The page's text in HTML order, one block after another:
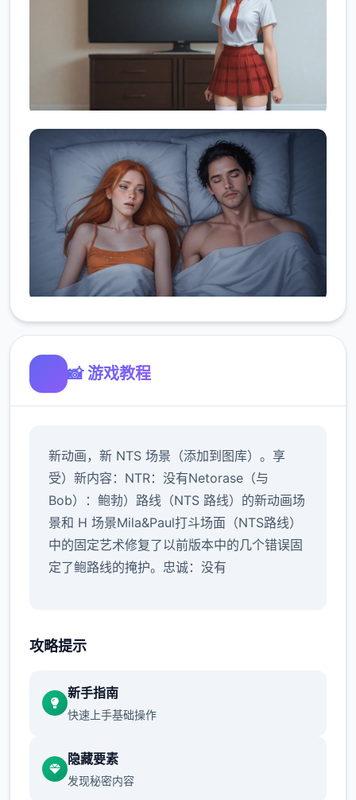
📸 游戏教程
新动画，新 NTS 场景（添加到图库）。享
受）新内容：NTR：没有Netorase（与
Bob）：鲍勃）路线（NTS 路线）的新动画场
景和 H 场景Mila&Paul打斗场面（NTS路线）
中的固定艺术修复了以前版本中的几个错误固
定了鲍路线的掩护。忠诚：没有
攻略提示
新手指南
快速上手基础操作
隐藏要素
发现秘密内容